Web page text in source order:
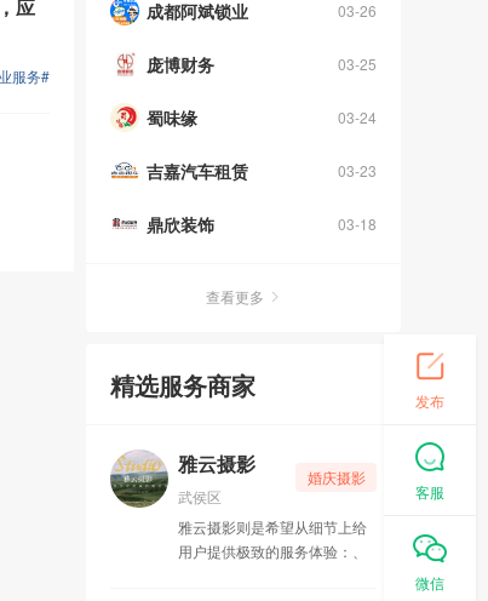
应
服务#
03-26
成都阿斌锁业
03-25
庞博财务
03-24
蜀味缘
03-23
吉嘉汽车租赁
03-18
鼎欣装饰
查看更多
精选服务商家
婚庆摄影
雅云摄影
武侯区
雅云摄影则是希望从细节上给
用户提供极致的服务体验：、
发布
客服
微信